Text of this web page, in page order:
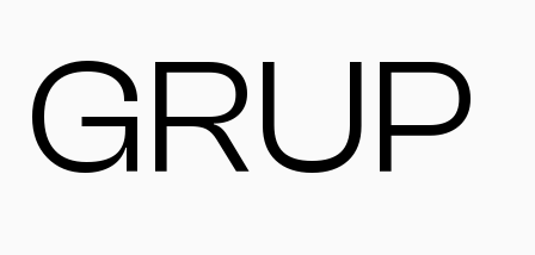
GRUP